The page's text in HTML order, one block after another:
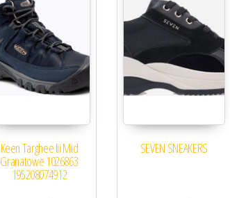
Keen Targhee Iii Mid
Granatowe 1026863
195208074912
SEVEN SNEAKERS